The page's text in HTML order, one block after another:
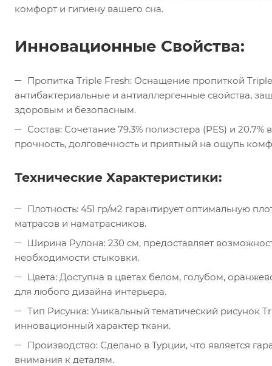
комфорт и гигиену вашего сна.
Инновационные Свойства:
Пропитка Triple Fresh: Оснащение пропиткой
антибактериальные и антиаллергенные свойства,
здоровым и безопасным.
Состав: Сочетание 79.3% полиэстера (PES) и
прочность, долговечность и приятный на ощупь
Технические Характеристики:
Плотность: 451 гр/м2 гарантирует оптимальную
матрасов и наматрасников.
Ширина Рулона: 230 см, предоставляет
необходимости стыковки.
Цвета: Доступна в цветах белом, голубом,
для любого дизайна интерьера.
Тип Рисунка: Уникальный тематический рисунок
инновационный характер ткани.
Производство: Сделано в Турции, что является
внимания к деталям.